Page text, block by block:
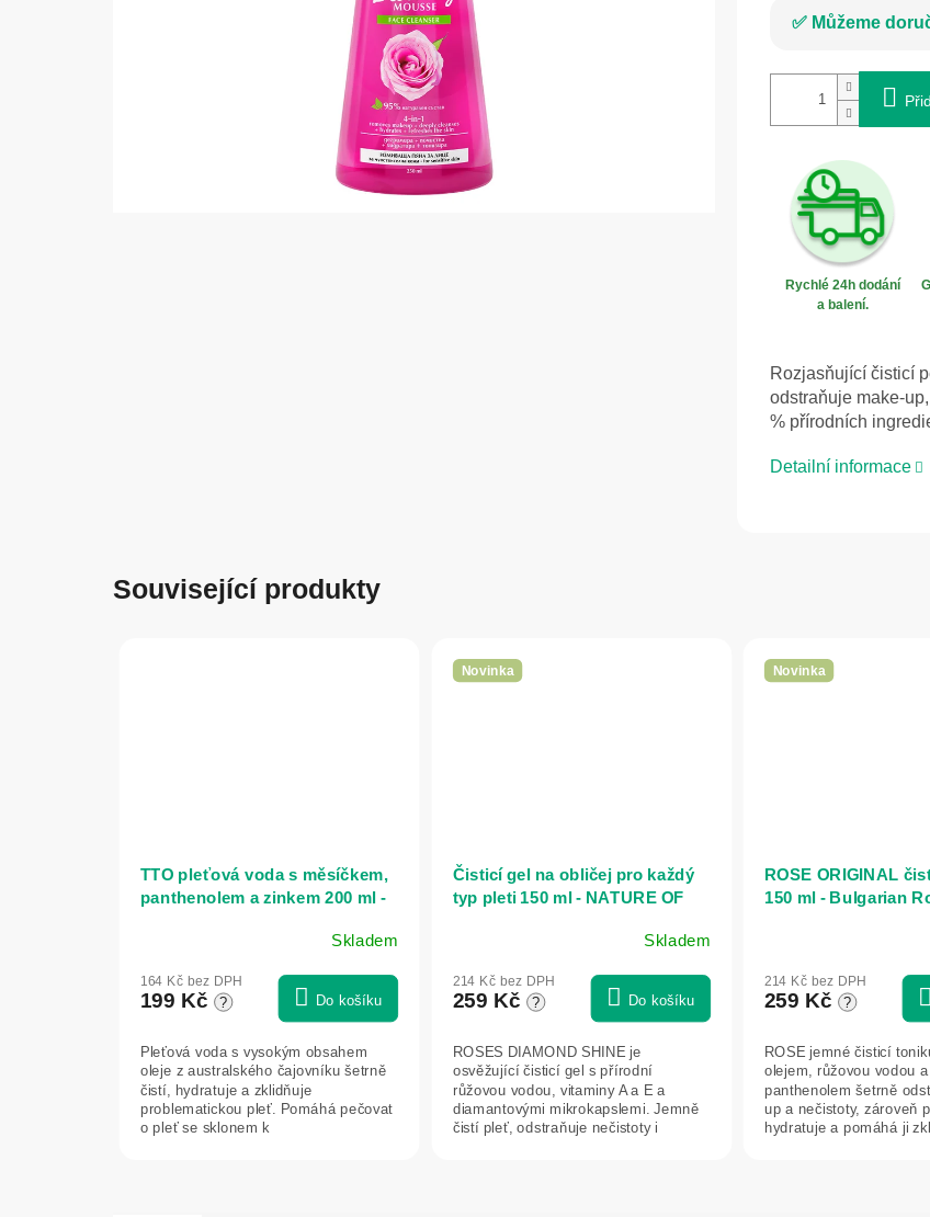
Můžeme
Rychlé 24h dodání
a balení.
Rozjasňující čisticí
odstraňuje make-
% přírodních
Detailní informace
Související produkty
TTO pleťová voda s měsíčkem,
panthenolem a zinkem 200 ml -
Skladem
164 Kč bez DPH
199 Kč ? Do košíku
Pleťová voda s vysokým obsahem
oleje z australského čajovníku šetrně
čistí, hydratuje a zklidňuje
problematickou pleť. Pomáhá pečovat
o pleť se sklonem k
Novinka
Čisticí gel na obličej pro každý
typ pleti 150 ml - NATURE OF
Skladem
214 Kč bez DPH
259 Kč ? Do košíku
ROSES DIAMOND SHINE je
osvěžující čisticí gel s přírodní
růžovou vodou, vitaminy A a E a
diamantovými mikrokapslemi. Jemně
čistí pleť, odstraňuje nečistoty i
Novinka
ROSE ORIGINAL
150 ml - Bulgarian
214 Kč bez DPH
259 Kč ?
ROSE jemné čisticí
olejem, růžovou vodou
panthenolem šetrně
up a nečistoty, zároveň
hydratuje a pomáhá ji